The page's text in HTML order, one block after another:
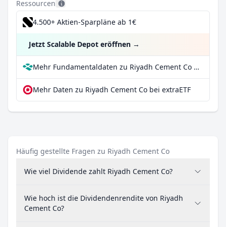
Ressourcen
4.500+ Aktien-Sparpläne ab 1€
Jetzt Scalable Depot eröffnen →
Mehr Fundamentaldaten zu Riyadh Cement Co bei Parqet
Mehr Daten zu Riyadh Cement Co bei extraETF
Häufig gestellte Fragen zu Riyadh Cement Co
Wie viel Dividende zahlt Riyadh Cement Co?
Wie hoch ist die Dividendenrendite von Riyadh
Cement Co?